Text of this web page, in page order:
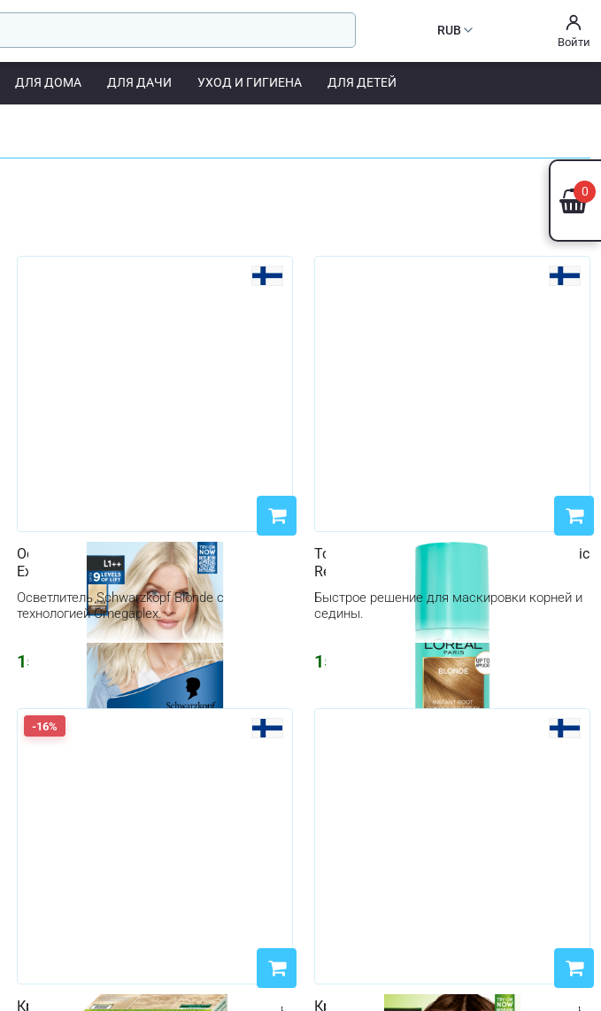
RUB
Войти
ДЛЯ ДОМА ДЛЯ ДАЧИ УХОД И ГИГИЕНА ДЛЯ ДЕТЕЙ
Осветлитель Schwarzkopf Blonde L1++
Extreme+
Осветлитель Schwarzkopf Blonde с
технологией Omegaplex.
1556
Тонирующее средство Loreal 75 мл Magic
Retouch
Быстрое решение для маскировки корней и
седины.
1541
-16%
Краска для волос Schwarzkopf Natural &
Краска для волос Schwarzkopf Natural &
0